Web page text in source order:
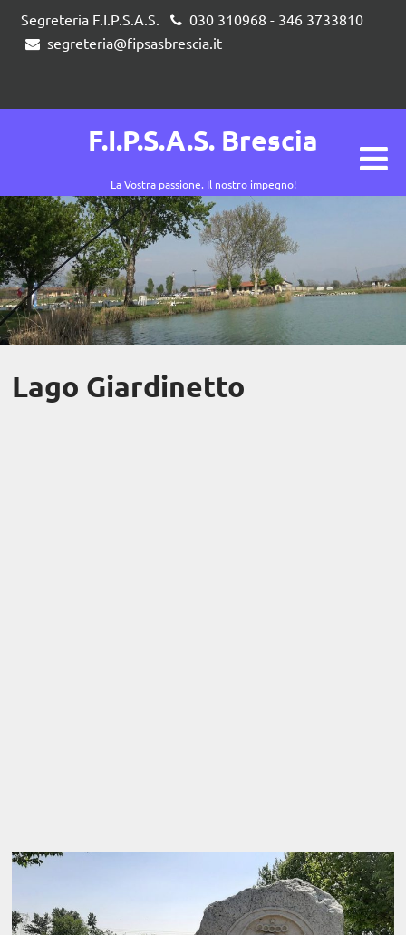
Segreteria F.I.P.S.A.S.
030 310968 - 346 3733810
segreteria@fipsasbrescia.it
F.I.P.S.A.S. Brescia
La Vostra passione. Il nostro impegno!
Lago Giardinetto